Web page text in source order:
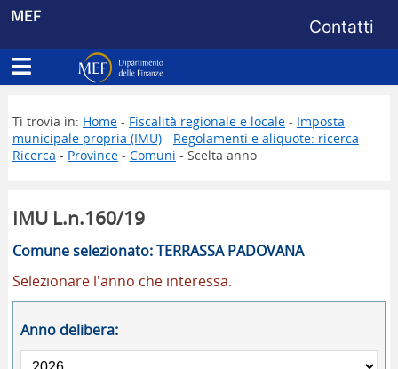
MEF Menu di
Contatti
Apri menu principale
Dipartimento delle Finanze
Ti trovia in: Home- Fiscalità regionale e locale- Imposta
municipale propria (IMU)- Regolamenti e aliquote: ricerca -
Ricerca - Province- Comuni - Scelta anno
IMU L.n.160/19
Comune selezionato: TERRASSA PADOVANA
Selezionare l'anno che interessa.
Anno delibera: